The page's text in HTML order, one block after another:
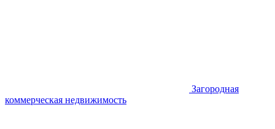
Загородная
коммерческая недвижимость